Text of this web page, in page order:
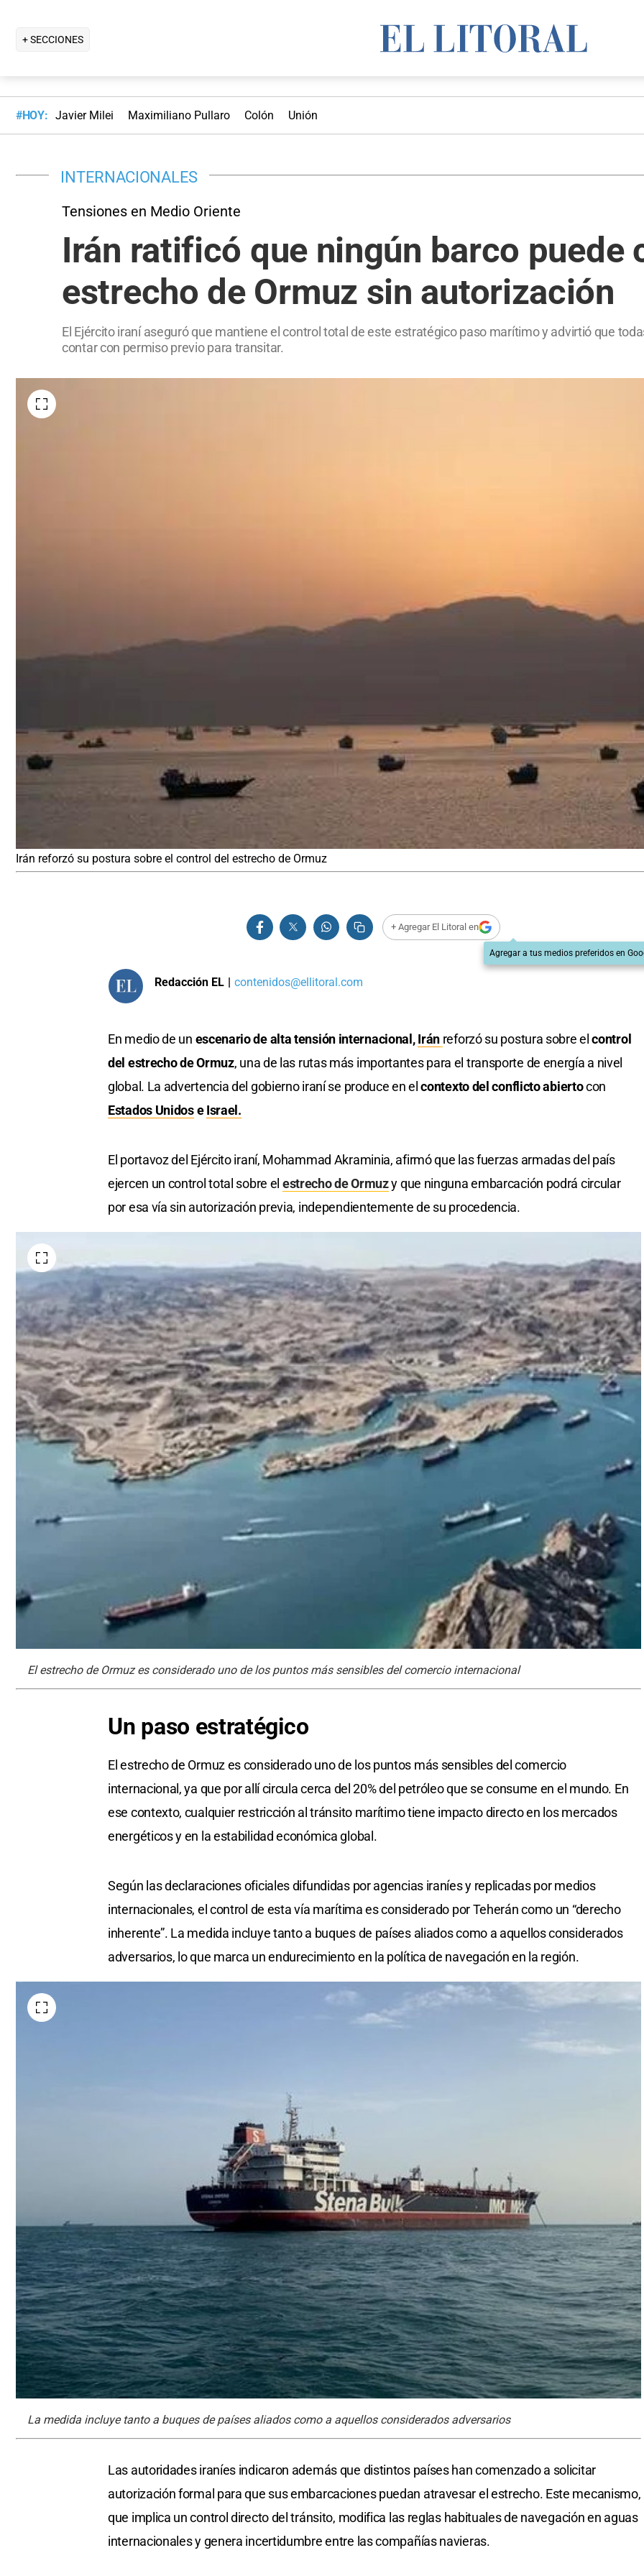
+ SECCIONES
#HOY: Javier Milei Maximiliano Pullaro Colón Unión
INTERNACIONALES
Tensiones en Medio Oriente
Irán ratificó que ningún barco puede
estrecho de Ormuz sin autorización
El Ejército iraní aseguró que mantiene el control total de este estratégico paso marítimo y advirtió que
contar con permiso previo para transitar.
Irán reforzó su postura sobre el control del estrecho de Ormuz
+ Agregar El Litoral en
Agregar a tus medios preferidos en
Redacción EL | contenidos@ellitoral.com
En medio de un escenario de alta tensión internacional,Irán reforzó su postura sobre elcontrol
del estrecho de Ormuz, una de las rutas más importantes para el transporte de energía a nivel
global. La advertencia del gobierno iraní se produce en el contexto del conflicto abiertocon
Estados UnidoseIsrael.
El portavoz del Ejército iraní, Mohammad Akraminia, afirmó que las fuerzas armadas del país
ejercen un control total sobre el estrecho de Ormuzy que ninguna embarcación podrá circular
por esa vía sin autorización previa, independientemente de su procedencia.
El estrecho de Ormuz es considerado uno de los puntos más sensibles del comercio internacional
Un paso estratégico
El estrecho de Ormuz es considerado uno de los puntos más sensibles del comercio
internacional, ya que por allí circula cerca del 20% del petróleo que se consume en el mundo. En
ese contexto, cualquier restricción al tránsito marítimo tiene impacto directo en los mercados
energéticos y en la estabilidad económica global.
Según las declaraciones oficiales difundidas por agencias iraníes y replicadas por medios
internacionales, el control de esta vía marítima es considerado por Teherán como un “derecho
inherente”. La medida incluye tanto a buques de países aliados como a aquellos considerados
adversarios, lo que marca un endurecimiento en la política de navegación en la región.
La medida incluye tanto a buques de países aliados como a aquellos considerados adversarios
Las autoridades iraníes indicaron además que distintos países han comenzado a solicitar
autorización formal para que sus embarcaciones puedan atravesar el estrecho. Este mecanismo,
que implica un control directo del tránsito, modifica las reglas habituales de navegación en aguas
internacionales y genera incertidumbre entre las compañías navieras.